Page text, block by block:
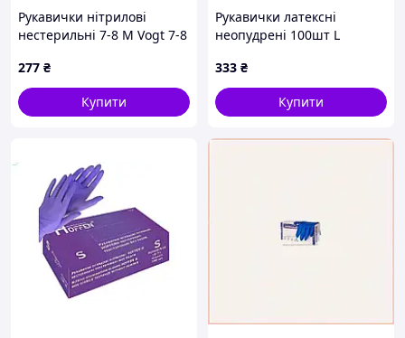
Рукавички нітрилові
нестерильні 7-8 М Vogt 7-8
277 ₴
Купити
Рукавички латексні
неопудрені 100шт L
333 ₴
Купити